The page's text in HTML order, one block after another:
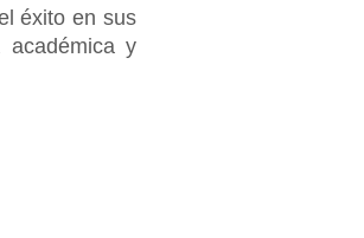
éxito en sus
y